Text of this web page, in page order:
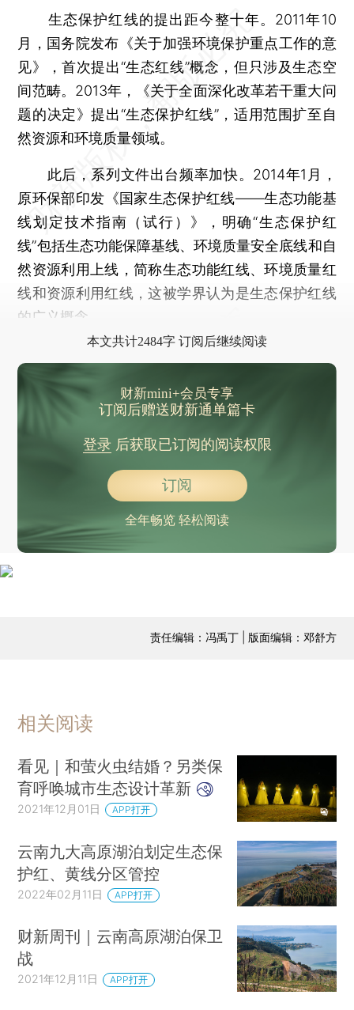
生态保护红线的提出距今整十年。2011年10
月，国务院发布《关于加强环境保护重点工作的意
见》，首次提出“生态红线”概念，但只涉及生态空
间范畴。2013年，《关于全面深化改革若干重大问
题的决定》提出“生态保护红线”，适用范围扩至自
然资源和环境质量领域。
此后，系列文件出台频率加快。2014年1月，
原环保部印发《国家生态保护红线——生态功能基
线划定技术指南（试行）》，明确“生态保护红
线”包括生态功能保障基线、环境质量安全底线和自
然资源利用上线，简称生态功能红线、环境质量红
线和资源利用红线，这被学界认为是生态保护红线
的广义概念。
本文共计2484字 订阅后继续阅读
财新mini+会员专享
订阅后赠送财新通单篇卡
登录后获取已订阅的阅读权限
订阅
全年畅览 轻松阅读
责任编辑：冯禹丁 | 版面编辑：邓舒方
相关阅读
看见｜和萤火虫结婚？另类保
育呼唤城市生态设计革新
2021年12月01日 APP打开
云南九大高原湖泊划定生态保
护红、黄线分区管控
2022年02月11日 APP打开
财新周刊｜云南高原湖泊保卫
战
2021年12月11日 APP打开